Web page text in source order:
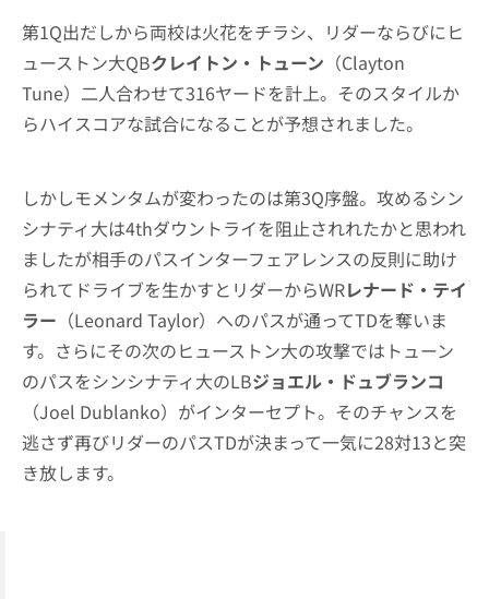
第1Q出だしから両校は火花をチラシ、リダーならびにヒ
ューストン大QBクレイトン・トューン （Clayton
Tune）二人合わせて316ヤードを計上。そのスタイルか
らハイスコアな試合になることが予想されました。
しかしモメンタムが変わったのは第3Q序盤。攻めるシン
シナティ大は4thダウントライを阻止されれたかと思われ
ましたが相手のパスインターフェアレンスの反則に助け
られてドライブを生かすとリダーからWRレナード・テイ
ラー （Leonard Taylor）へのパスが通ってTDを奪いま
す。さらにその次のヒューストン大の攻撃ではトューン
のパスをシンシナティ大のLBジョエル・ドュブランコ
（Joel Dublanko）がインターセプト。そのチャンスを
逃さず再びリダーのパスTDが決まって一気に28対13と突
き放します。